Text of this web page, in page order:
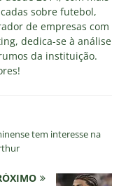
sobre futebol,
de empresas com
dedica-se à análise
da instituição.
tem interesse na